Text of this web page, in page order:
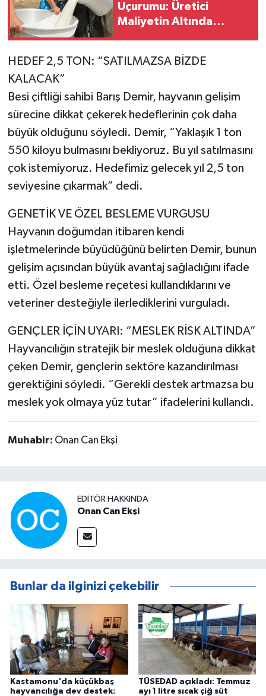
Uçurumu: Üretici
Maliyetin Altında
HEDEF 2,5 TON: “SATILMAZSA BİZDE
KALACAK”
Besi çiftliği sahibi Barış Demir, hayvanın gelişim
sürecine dikkat çekerek hedeflerinin çok daha
büyük olduğunu söyledi. Demir, “Yaklaşık 1 ton
550 kiloyu bulmasını bekliyoruz. Bu yıl satılmasını
çok istemiyoruz. Hedefimiz gelecek yıl 2,5 ton
seviyesine çıkarmak” dedi.
GENETİK VE ÖZEL BESLEME VURGUSU
Hayvanın doğumdan itibaren kendi
işletmelerinde büyüdüğünü belirten Demir, bunun
gelişim açısından büyük avantaj sağladığını ifade
etti. Özel besleme reçetesi kullandıklarını ve
veteriner desteğiyle ilerlediklerini vurguladı.
GENÇLER İÇİN UYARI: “MESLEK RİSK ALTINDA”
Hayvancılığın stratejik bir meslek olduğuna dikkat
çeken Demir, gençlerin sektöre kazandırılması
gerektiğini söyledi. “Gerekli destek artmazsa bu
meslek yok olmaya yüz tutar” ifadelerini kullandı.
Muhabir: Onan Can Ekşi
EDITÖR HAKKINDA
Onan Can Ekşi
Bunlar da ilginizi çekebilir
Kastamonu'da küçükbaş
hayvancılığa dev destek:
TÜSEDAD açıkladı: Temmuz
ayı 1 litre sıcak çiğ süt